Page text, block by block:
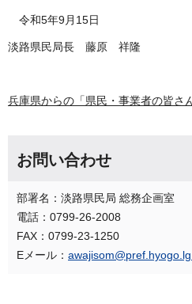
令和5年9月15日
淡路県民局長 藤原 祥隆
兵庫県からの「県民・事業者の皆さ
お問い合わせ
部署名：淡路県民局 総務企画室
電話：0799-26-2008
FAX：0799-23-1250
Eメール：